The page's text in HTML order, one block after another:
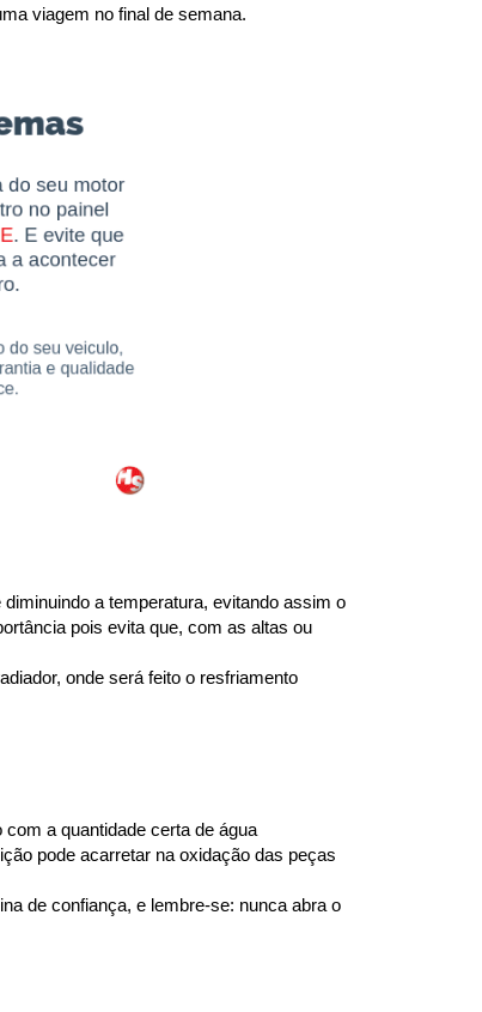
viagem no final de semana.
a temperatura, evitando assim o
pois evita que, com as altas ou
onde será feito o resfriamento
a quantidade certa de água
pode acarretar na oxidação das peças
de confiança, e lembre-se: nunca abra o